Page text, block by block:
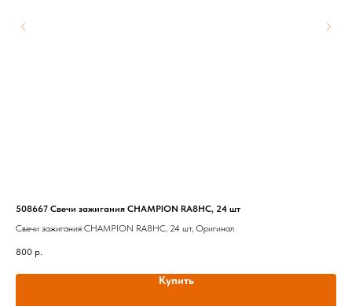
508667 Свечи зажигания CHAMPION RA8HC, 24 шт
Свечи зажигания CHAMPION RA8HC, 24 шт, Оригинал
800 р.
Купить